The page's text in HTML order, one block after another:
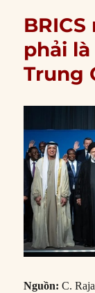
phải
Trung
Nguồn:C.